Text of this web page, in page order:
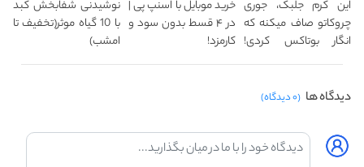
این کرم جلبک، جوری
چروکاتو صاف میکنه که
انگار بوتاکس کردی!
(تخفیف ویژه)
خرید موبایل با اسنپ پی |
در ۴ قسط بدون سود و
کارمزد!
نوشیدنی شفابخش کبد
با 10 گیاه موثر(تخفیف تا
امشب)
دیدگاه ها (۰ دیدگاه)